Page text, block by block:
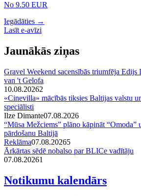
No 9.50 EUR
Iegādāties →
Lasīt e-avīzi
Jaunākās ziņas
Gravel Weekend sacensībās triumfēja
van 't Gelofa
10.08.20262
«Cinevilla» mācībās tiksies Baltijas valstu
speciālisti
Ilze Dimante07.08.2026
“Mūsa Mežciems” plāno kāpināt “Omoda”
pārdošanu Baltijā
Reklāma07.08.20265
Ārkārtas sēdē nobalso par BLICe vadītāju
07.08.20261
Notikumu kalendārs